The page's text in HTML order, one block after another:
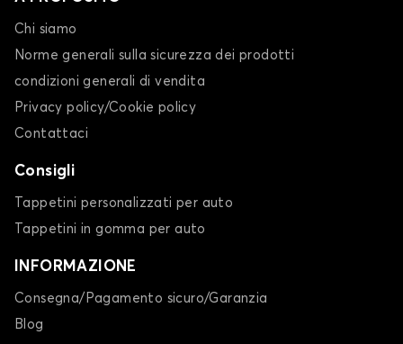
Chi siamo
Norme generali sulla sicurezza dei prodotti
condizioni generali di vendita
Privacy policy/Cookie policy
Contattaci
Consigli
Tappetini personalizzati per auto
Tappetini in gomma per auto
INFORMAZIONE
Consegna/Pagamento sicuro/Garanzia
Blog